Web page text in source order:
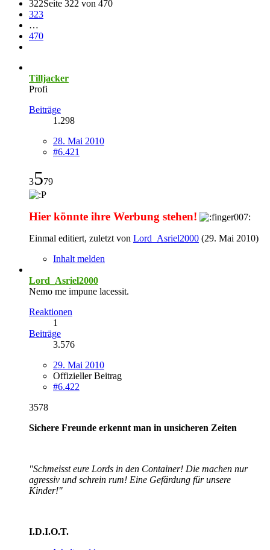
322Seite 322 von 470
323
…
470
Tilljacker
Profi
Beiträge
1.298
28. Mai 2010
#6.421
3579
Hier könnte ihre Werbung stehen!
Einmal editiert, zuletzt von Lord_Asriel2000 (29. Mai 2010)
Inhalt melden
Lord_Asriel2000
Nemo me impune lacessit.
Reaktionen
1
Beiträge
3.576
29. Mai 2010
Offizieller Beitrag
#6.422
3578
Sichere Freunde erkennt man in unsicheren Zeiten
"Schmeisst eure Lords in den Container! Die machen nur
agressiv und schrein rum! Eine Gefärdung für unsere
Kinder!"
I.D.I.O.T.